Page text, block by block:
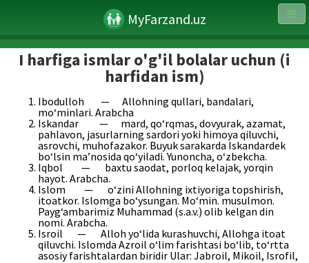
MyFarzand.uz
I harfiga ismlar o'g'il bolalar uchun (i
harfidan ism)
Ibodulloh — Allohning qullari, bandalari,
mo‘minlari. Arabcha
Iskandar — mard, qo‘rqmas, dovyurak, azamat,
pahlavon, jasurlarning sardori yoki himoya qiluvchi,
asrovchi, muhofazakor. Buyuk sarakarda Iskandardek
bo‘lsin ma’nosida qo‘yiladi. Yunoncha, o‘zbekcha.
Iqbol — baxtu saodat, porloq kelajak, yorqin
hayot. Arabcha.
Islom — o‘zini Allohning ixtiyoriga topshirish,
itoatkor. Islomga bo‘ysungan. Mo‘min. musulmon.
Payg‘ambarimiz Muhammad (s.a.v.) olib kelgan din
nomi. Arabcha.
Isroil — Alloh yo‘lida kurashuvchi, Allohga itoat
qiluvchi. Islomda Azroil o‘lim farishtasi bo‘lib, to‘rtta
asosiy farishtalardan biridir Ular: Jabroil, Mikoil, Isrofil,